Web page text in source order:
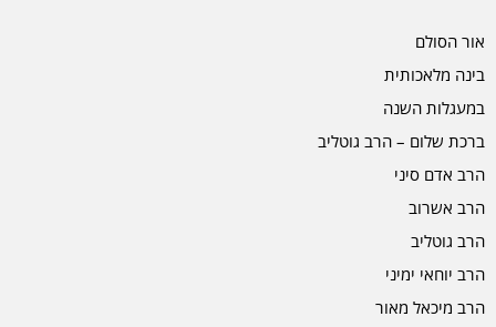
אור הסולם
בינה מלאכותית
במעגלות השנה
ברכת שלום – הרב גוטליב
הרב אדם סיני
הרב אשרוב
הרב גוטליב
הרב יוחאי ימיני
הרב מיכאל מאור